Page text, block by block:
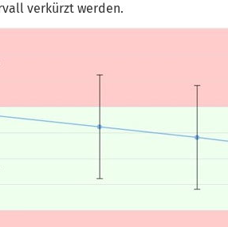
verkürzt werden.